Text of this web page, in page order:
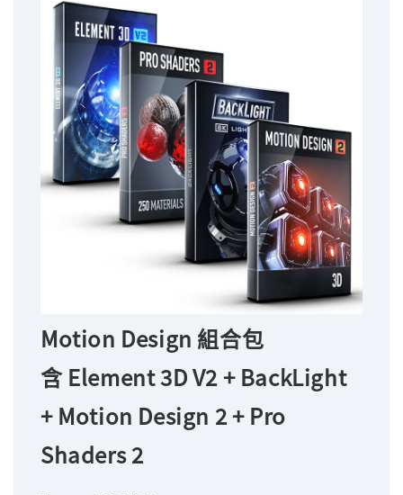
Motion Design 組合包
含 Element 3D V2 + BackLight
+ Motion Design 2 + Pro
Shaders 2